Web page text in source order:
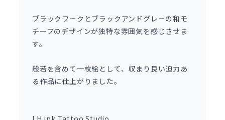
ブラックワークとブラックアンドグレーの和モ
チーフのデザインが独特な雰囲気を感じさせま
す。
般若を含めて一枚絵として、収まり良い迫力あ
る作品に仕上がりました。